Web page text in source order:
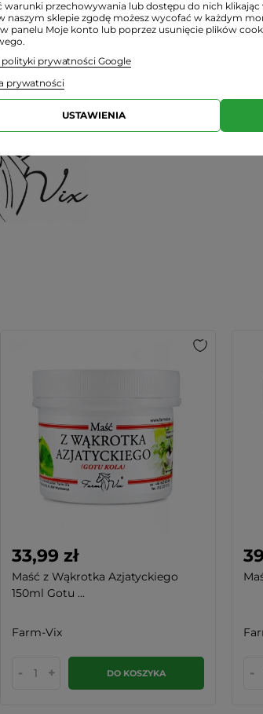
3B
33,99 zł
Maść z Wąkrotka Azjatyckiego
150ml Gotu ...
Farm-Vix
- + DO KOSZYKA -
warunki przechowywania lub dostępu do nich klikając
naszym sklepie zgodę możesz wycofać w każdym
panelu Moje konto lub poprzez usunięcie plików
polityki prywatności Google
prywatności
USTAWIENIA